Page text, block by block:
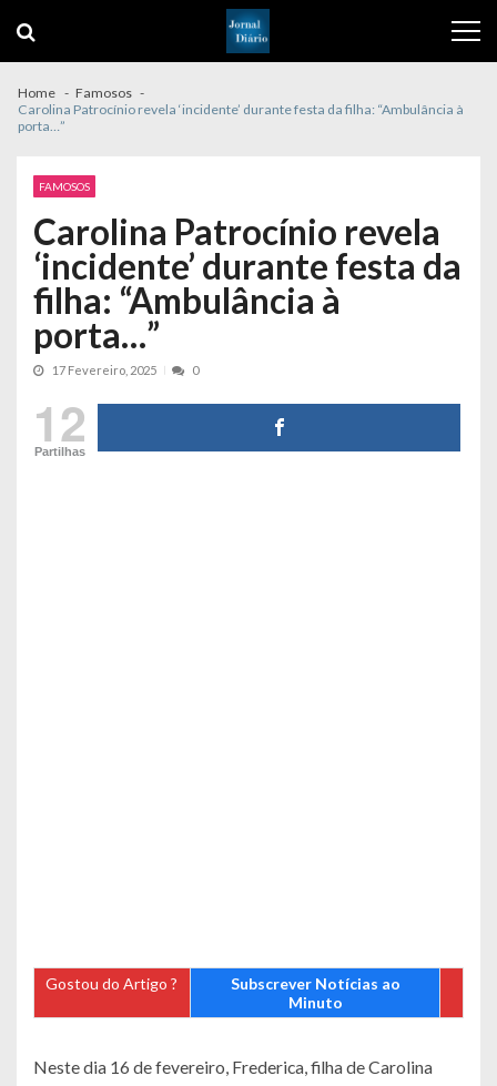
navigation
content
Home
Famosos
Carolina Patrocínio revela ‘incidente’ durante festa da filha: “Ambulância à
porta…”
FAMOSOS
Carolina Patrocínio revela
‘incidente’ durante festa da
filha: “Ambulância à
porta…”
17 Fevereiro, 2025 0
12
Partilhas
Gostou do Artigo ?
Subscrever Notícias ao
Minuto
Neste dia 16 de fevereiro, Frederica, filha de Carolina